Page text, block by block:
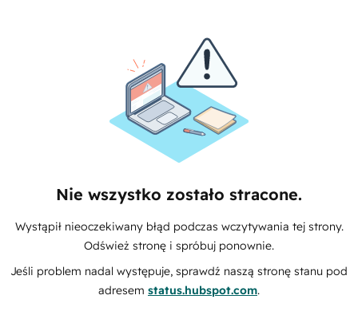
Nie wszystko zostało stracone.
Wystąpił nieoczekiwany błąd podczas wczytywania tej strony.
Odśwież stronę i spróbuj ponownie.
Jeśli problem nadal występuje, sprawdź naszą stronę stanu pod
adresem status.hubspot.com.